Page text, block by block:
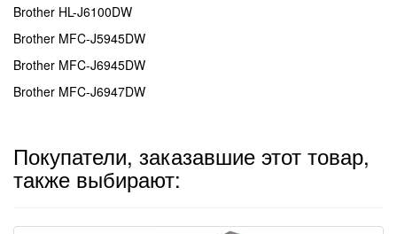
Brother HL-J6100DW
Brother MFC-J5945DW
Brother MFC-J6945DW
Brother MFC-J6947DW
Покупатели, заказавшие этот товар,
также выбирают: